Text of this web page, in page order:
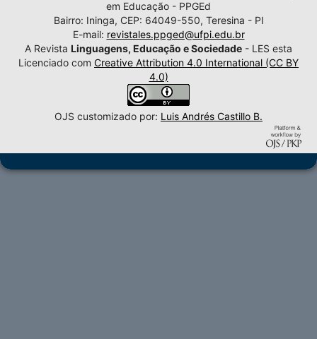
em Educação - PPGEd
Bairro: Ininga, CEP: 64049-550, Teresina - PI
E-mail: revistales.ppged@ufpi.edu.br
A Revista Linguagens, Educação e Sociedade - LES esta
Licenciado com Creative Attribution 4.0 International (CC BY
4.0)
OJS customizado por: Luis Andrés Castillo B.